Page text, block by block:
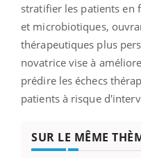
stratifier les patients en
et microbiotiques,
thérapeutiques plus
novatrice vise à
prédire les échecs
patients à risque
SUR LE MÊME